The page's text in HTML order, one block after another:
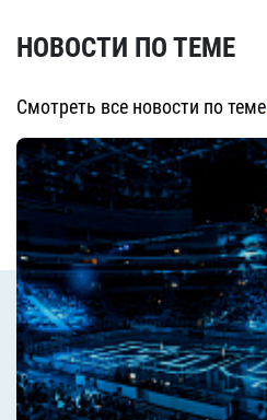
НОВОСТИ ПО ТЕМЕ
Смотреть все новости по теме